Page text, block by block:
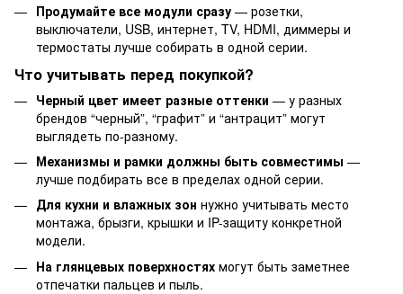
Продумайте все модули сразу — розетки,
выключатели, USB, интернет, TV, HDMI, диммеры и
термостаты лучше собирать в одной серии.
Что учитывать перед покупкой?
Черный цвет имеет разные оттенки — у разных
брендов “черный”, “графит” и “антрацит” могут
выглядеть по-разному.
Механизмы и рамки должны быть совместимы —
лучше подбирать все в пределах одной серии.
Для кухни и влажных зон нужно учитывать место
монтажа, брызги, крышки и IP-защиту конкретной
модели.
На глянцевых поверхностях могут быть заметнее
отпечатки пальцев и пыль.